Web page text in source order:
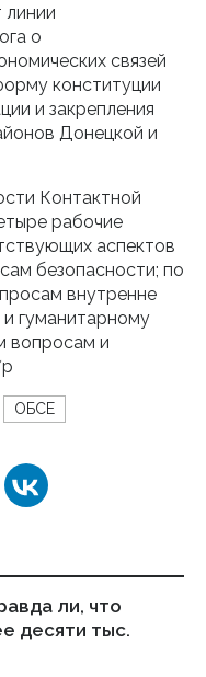
о
связей
конституции
и закрепления
Донецкой и
Контактной
рабочие
аспектов
безопасности; по
внутренне
гуманитарному
вопросам и
ОБСЕ
ли, что
десяти тыс.